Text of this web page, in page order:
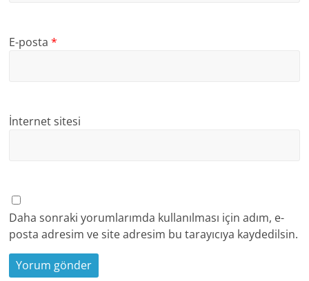
E-posta*
İnternet sitesi
Daha sonraki yorumlarımda kullanılması için adım, e-
posta adresim ve site adresim bu tarayıcıya kaydedilsin.